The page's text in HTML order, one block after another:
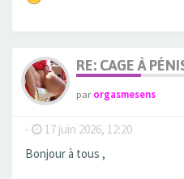
RE: CAGE À
parorgasmesens
- 17 juin 2026, 12:20
Bonjour à tous ,